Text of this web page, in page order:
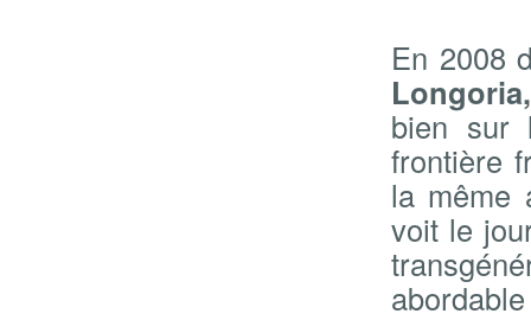
En 2008
bien sur
frontière
la même
voit le